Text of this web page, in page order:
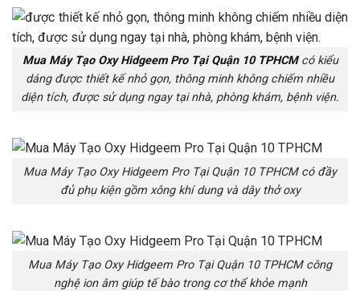
Mua Máy Tạo Oxy Hidgeem Pro Tại Quận 10 TPHCMcó kiểu
dáng được thiết kế nhỏ gọn, thông minh không chiếm nhiều
diện tích, được sử dụng ngay tại nhà, phòng khám, bệnh viện.
Mua Máy Tạo Oxy Hidgeem Pro Tại Quận 10 TPHCM có đầy
đủ phụ kiện gồm xông khí dung và dây thở oxy
Mua Máy Tạo Oxy Hidgeem Pro Tại Quận 10 TPHCM công
nghệ ion âm giúp tế bào trong cơ thể khỏe mạnh